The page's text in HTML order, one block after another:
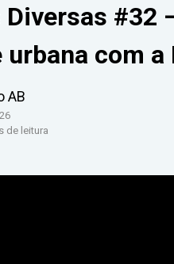
Diversas #32
com a
AB
de leitura